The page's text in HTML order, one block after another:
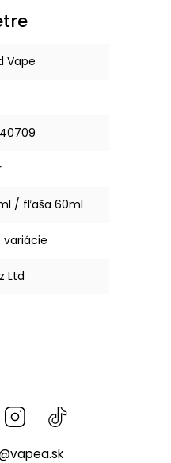
Vape
/ fľaša 60ml
variácie
Ltd
Instagram
vapea.sk